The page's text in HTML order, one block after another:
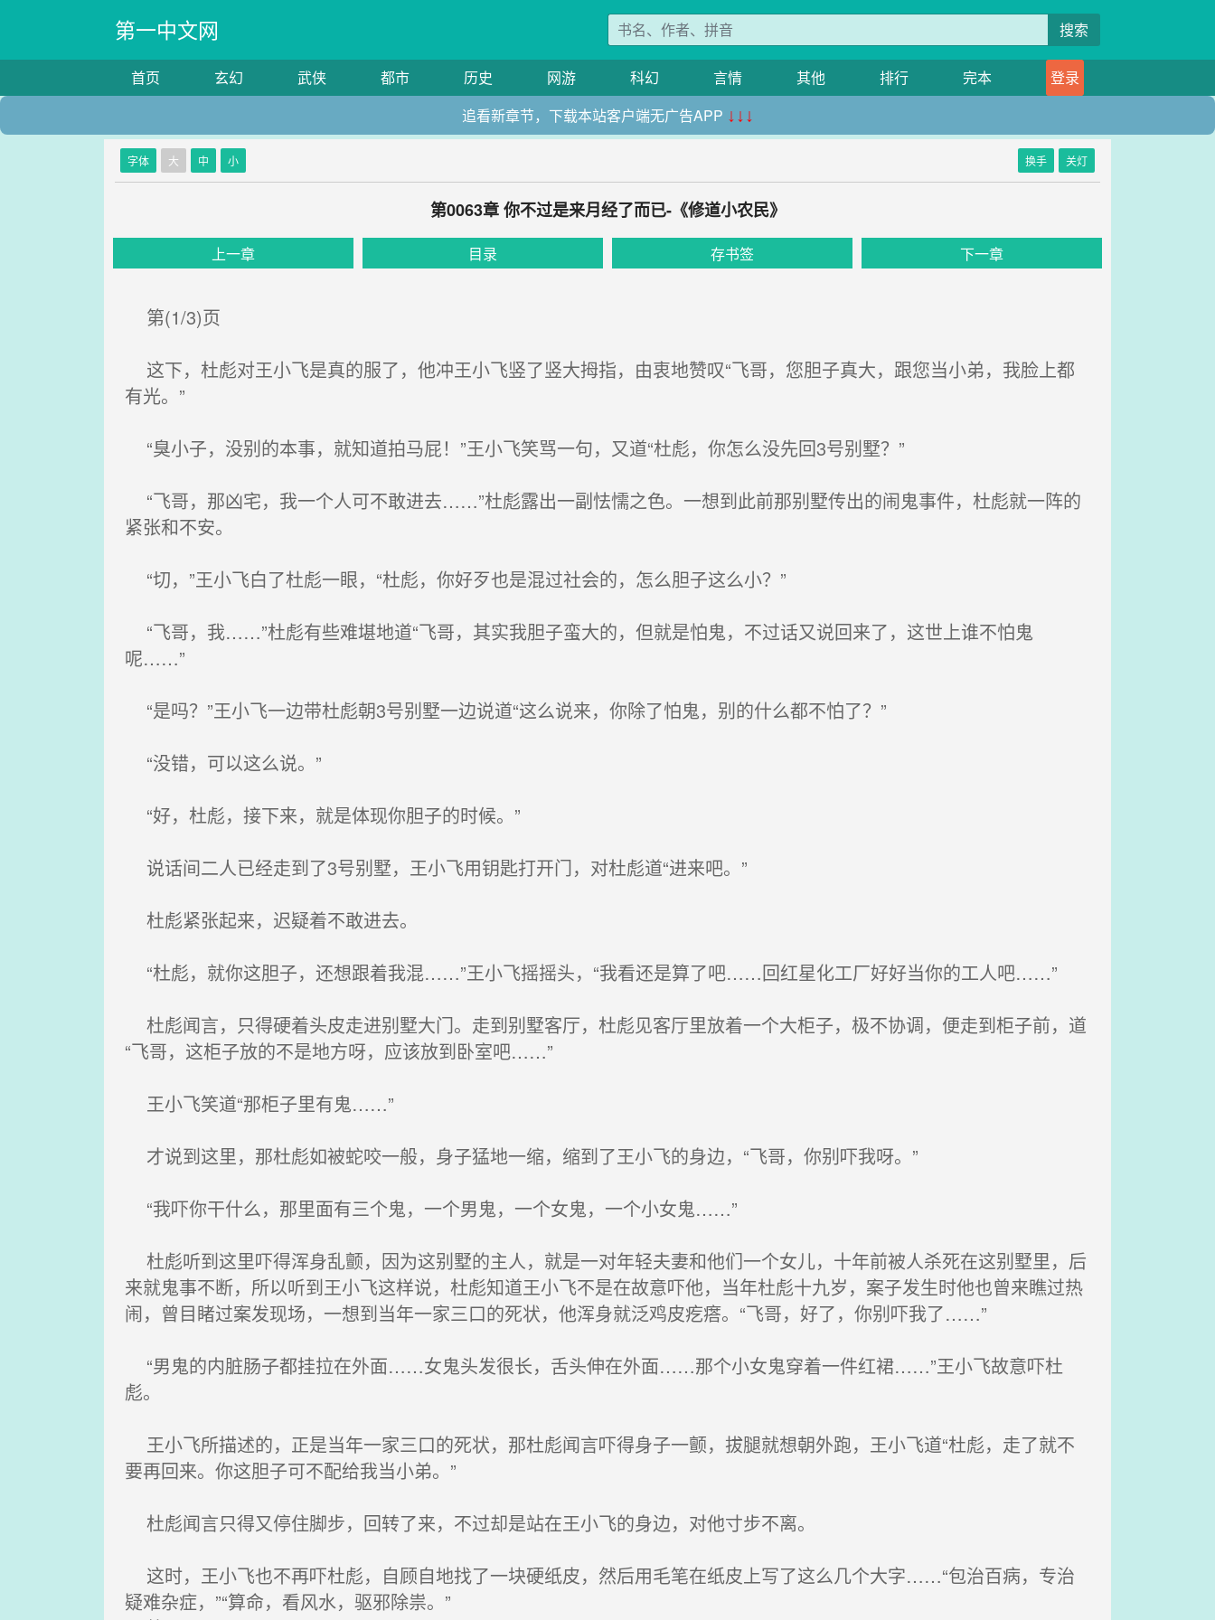
第一中文网 搜索
首页 玄幻 武侠 都市 历史 网游 科幻 言情 其他 排行 完本
登录
追看新章节，下载本站客户端无广告APP ↓↓↓
字体 大 中 小 换手 关灯
第0063章 你不过是来月经了而已-《修道小农民》
上一章 目录 存书签 下一章
第(1/3)页
这下，杜彪对王小飞是真的服了，他冲王小飞竖了竖大拇指，由衷地赞叹“飞哥，您胆子真大，跟您当小弟，我脸上都
有光。”
“臭小子，没别的本事，就知道拍马屁！”王小飞笑骂一句，又道“杜彪，你怎么没先回3号别墅？”
“飞哥，那凶宅，我一个人可不敢进去……”杜彪露出一副怯懦之色。一想到此前那别墅传出的闹鬼事件，杜彪就一阵的
紧张和不安。
“切，”王小飞白了杜彪一眼，“杜彪，你好歹也是混过社会的，怎么胆子这么小？”
“飞哥，我……”杜彪有些难堪地道“飞哥，其实我胆子蛮大的，但就是怕鬼，不过话又说回来了，这世上谁不怕鬼
呢……”
“是吗？”王小飞一边带杜彪朝3号别墅一边说道“这么说来，你除了怕鬼，别的什么都不怕了？”
“没错，可以这么说。”
“好，杜彪，接下来，就是体现你胆子的时候。”
说话间二人已经走到了3号别墅，王小飞用钥匙打开门，对杜彪道“进来吧。”
杜彪紧张起来，迟疑着不敢进去。
“杜彪，就你这胆子，还想跟着我混……”王小飞摇摇头，“我看还是算了吧……回红星化工厂好好当你的工人吧……”
杜彪闻言，只得硬着头皮走进别墅大门。走到别墅客厅，杜彪见客厅里放着一个大柜子，极不协调，便走到柜子前，道
“飞哥，这柜子放的不是地方呀，应该放到卧室吧……”
王小飞笑道“那柜子里有鬼……”
才说到这里，那杜彪如被蛇咬一般，身子猛地一缩，缩到了王小飞的身边，“飞哥，你别吓我呀。”
“我吓你干什么，那里面有三个鬼，一个男鬼，一个女鬼，一个小女鬼……”
杜彪听到这里吓得浑身乱颤，因为这别墅的主人，就是一对年轻夫妻和他们一个女儿，十年前被人杀死在这别墅里，后
来就鬼事不断，所以听到王小飞这样说，杜彪知道王小飞不是在故意吓他，当年杜彪十九岁，案子发生时他也曾来瞧过热
闹，曾目睹过案发现场，一想到当年一家三口的死状，他浑身就泛鸡皮疙瘩。“飞哥，好了，你别吓我了……”
“男鬼的内脏肠子都挂拉在外面……女鬼头发很长，舌头伸在外面……那个小女鬼穿着一件红裙……”王小飞故意吓杜
彪。
王小飞所描述的，正是当年一家三口的死状，那杜彪闻言吓得身子一颤，拔腿就想朝外跑，王小飞道“杜彪，走了就不
要再回来。你这胆子可不配给我当小弟。”
杜彪闻言只得又停住脚步，回转了来，不过却是站在王小飞的身边，对他寸步不离。
这时，王小飞也不再吓杜彪，自顾自地找了一块硬纸皮，然后用毛笔在纸皮上写了这么几个大字……“包治百病，专治
疑难杂症，”“算命，看风水，驱邪除祟。”